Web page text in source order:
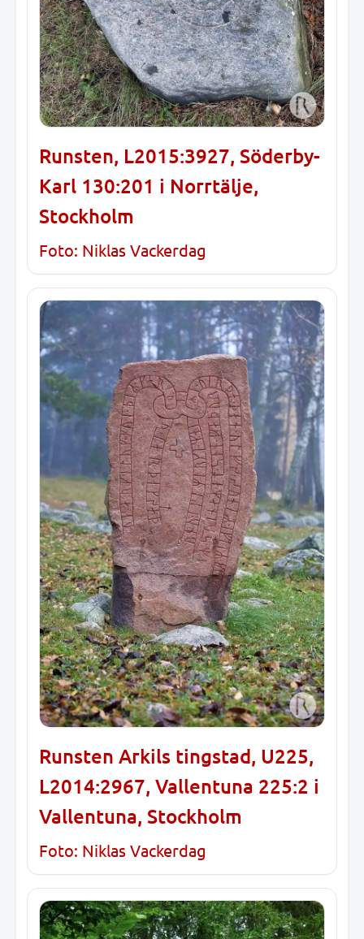
Runsten, L2015:3927, Söderby-
Karl 130:201 i Norrtälje,
Stockholm
Foto: Niklas Vackerdag
Runsten Arkils tingstad, U225,
L2014:2967, Vallentuna 225:2 i
Vallentuna, Stockholm
Foto: Niklas Vackerdag